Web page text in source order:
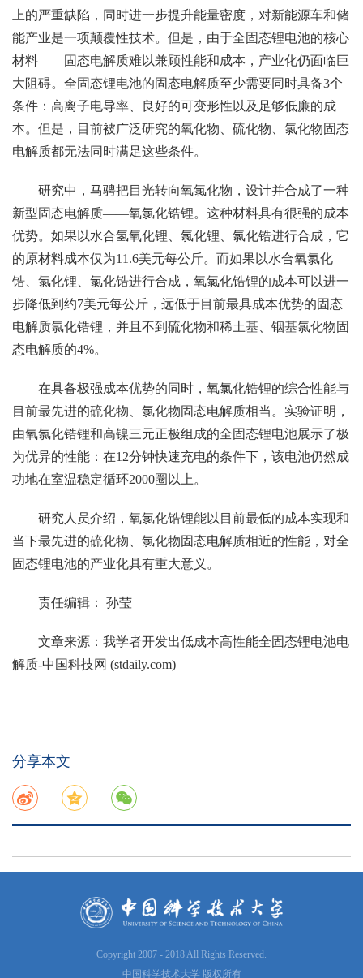
上的严重缺陷，同时进一步提升能量密度，对新能源车和储
能产业是一项颠覆性技术。但是，由于全固态锂电池的核心
材料——固态电解质难以兼顾性能和成本，产业化仍面临巨
大阻碍。全固态锂电池的固态电解质至少需要同时具备3个
条件：高离子电导率、良好的可变形性以及足够低廉的成
本。但是，目前被广泛研究的氧化物、硫化物、氯化物固态
电解质都无法同时满足这些条件。
研究中，马骋把目光转向氧氯化物，设计并合成了一种
新型固态电解质——氧氯化锆锂。这种材料具有很强的成本
优势。如果以水合氢氧化锂、氯化锂、氯化锆进行合成，它
的原材料成本仅为11.6美元每公斤。而如果以水合氧氯化
锆、氯化锂、氯化锆进行合成，氧氯化锆锂的成本可以进一
步降低到约7美元每公斤，远低于目前最具成本优势的固态
电解质氯化锆锂，并且不到硫化物和稀土基、铟基氯化物固
态电解质的4%。
在具备极强成本优势的同时，氧氯化锆锂的综合性能与
目前最先进的硫化物、氯化物固态电解质相当。实验证明，
由氧氯化锆锂和高镍三元正极组成的全固态锂电池展示了极
为优异的性能：在12分钟快速充电的条件下，该电池仍然成
功地在室温稳定循环2000圈以上。
研究人员介绍，氧氯化锆锂能以目前最低的成本实现和
当下最先进的硫化物、氯化物固态电解质相近的性能，对全
固态锂电池的产业化具有重大意义。
责任编辑： 孙莹
文章来源： 我学者开发出低成本高性能全固态锂电池电
解质-中国科技网 (stdaily.com)
分享本文
Copyright 2007 - 2018 All Rights Reserved.
中国科学技术大学 版权所有